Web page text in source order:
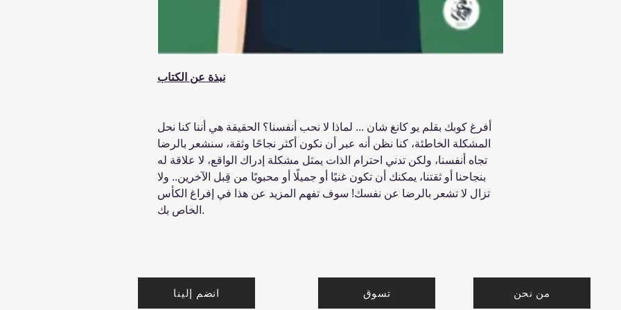
نبذة عن الكتاب
أفرغ كوبك بقلم يو كانغ شان ... لماذا لا نحب أنفسنا؟ الحقيقة هي أننا كنا نحل
المشكلة الخاطئة، كنا نظن أنه عبر أن نكون أكثر نجاحًا وثقة، سنشعر بالرضا
تجاه أنفسنا، ولكن تدني احترام الذات يمثل مشكلة إدراك الواقع، لا علاقة له
بنجاحنا أو ثقتنا، يمكنك أن تكون غنيًا أو جميلًا أو محبوبًا من قِبل الآخرين.. ولا
تزال لا تشعر بالرضا عن نفسك! سوف تفهم المزيد عن هذا في إفراغ الكأس
الخاص بك.
انضم إلينا تسوق من نحن